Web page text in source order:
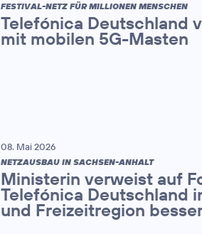
FESTIVAL-NETZ FÜR MILLIONEN MENSCHEN
Telefónica Deutschland
mit mobilen 5G-Masten
08. Mai 2026
NETZAUSBAU IN SACHSEN-ANHALT
Ministerin verweist auf
Telefónica Deutschland
und Freizeitregion